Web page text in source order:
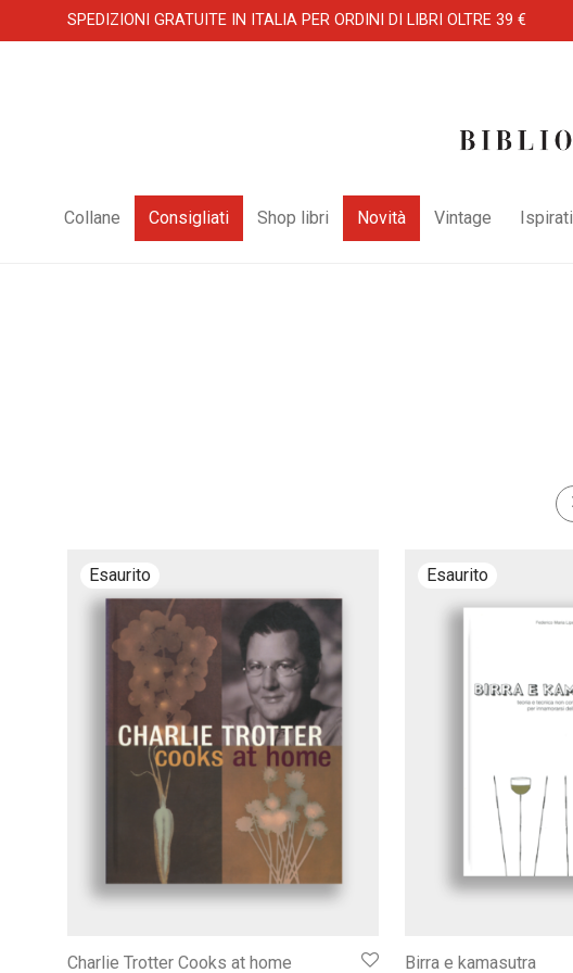
SPEDIZIONI GRATUITE IN ITALIA PER ORDINI DI LIBRI OLTRE 39 €
Collane Consigliati Shop libri Novità Vintage Ispirati
Charlie Trotter Cooks at home
Birra e kamasutra